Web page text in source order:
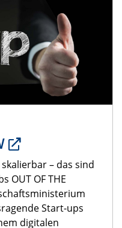
– das sind
OUT OF THE
Start-ups
digitalen